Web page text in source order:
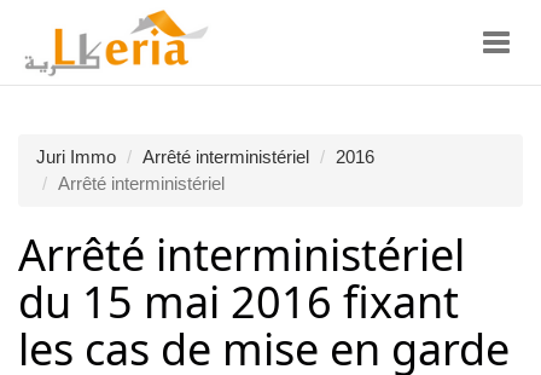
Juri Immo Arrêté interministériel
2016
Arrêté interministériel
Arrêté interministériel
du 15 mai 2016 fixant
les cas de mise en garde